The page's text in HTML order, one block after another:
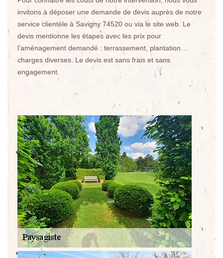
invitons à déposer une demande de devis auprès de notre
service clientèle à Savigny 74520 ou via le site web. Le
devis mentionne les étapes avec les prix pour
l’aménagement demandé : terrassement, plantation…
charges diverses. Le devis est sans frais et sans
engagement.